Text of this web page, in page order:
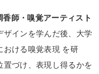
師・嗅覚アーティスト
ザインを学んだ後、大学
おける嗅覚表現 を研
置づけ、表現し得るかを